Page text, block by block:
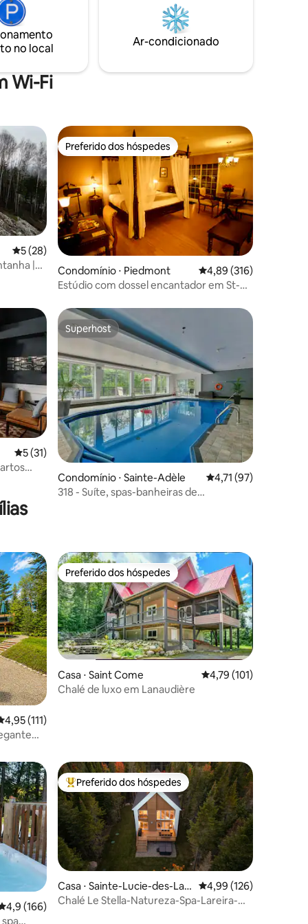
é
Luz natural➳ excepcional! Espaço ➳ de
no local
Ar-condicionado
Wi-Fi
5 de uma avaliação média de 5, 28 avaliações
5 (28)
|
Preferido dos hóspedes
Preferido dos hóspedes
Condomínio ⋅ Piedmont 4,89 de uma avaliação
4,89 (316)
Estúdio com dossel encantador em St-
hóspedes
5 de uma avaliação média de 5, 31 avaliações
5 (31)
Superhost
Superhost
Condomínio ⋅ Sainte-Adèle 4,71 de uma
4,71 (97)
318 - Suíte, spas-banheiras de
de uma avaliação média de 5, 111 avaliações
4,95 (111)
Preferido dos hóspedes
Preferido dos hóspedes
Casa ⋅ Saint Come 4,79 de uma avaliação
4,79 (101)
Chalé de luxo em Lanaudière
hóspedes
de uma avaliação média de 5, 166 avaliações
4,9 (166)
Entre os melhores preferidos dos hóspedes
Preferido dos hóspedes
Casa ⋅ Sainte-Lucie-des-Lau
rentides
4,99 de uma avaliação
4,99 (126)
Chalé Le Stella-Natureza-Spa-Lareira-